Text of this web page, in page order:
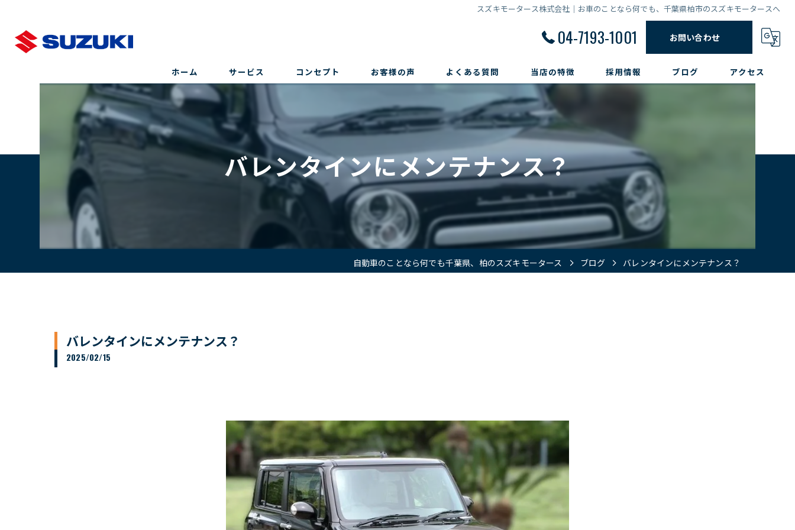
スズキモータース株式会社｜お車のことなら何でも、千葉県柏市のスズキモータースへ
04-7193-1001 お問い合わせ
ホーム サービス コンセプト お客様の声 よくある質問 当店の特徴
販売
修理
点検
整備
車検
採用情報 ブログ アクセス
バレンタインにメンテナンス？
自動車のことなら何でも千葉県、柏のスズキモータース ブログ バレンタインにメンテナンス？
バレンタインにメンテナンス？
2025/02/15